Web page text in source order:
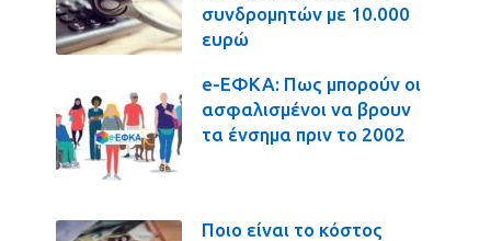
συνδρομητών με 10.000
ευρώ
e-ΕΦΚΑ: Πως μπορούν οι
ασφαλισμένοι να βρουν
τα ένσημα πριν το 2002
Ποιο είναι το κόστος